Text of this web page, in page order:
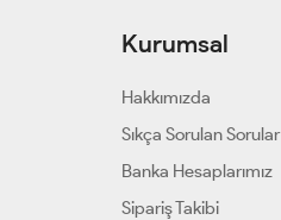
Kurumsal
Hakkımızda
Sıkça Sorulan Sorular
Banka Hesaplarımız
Sipariş Takibi